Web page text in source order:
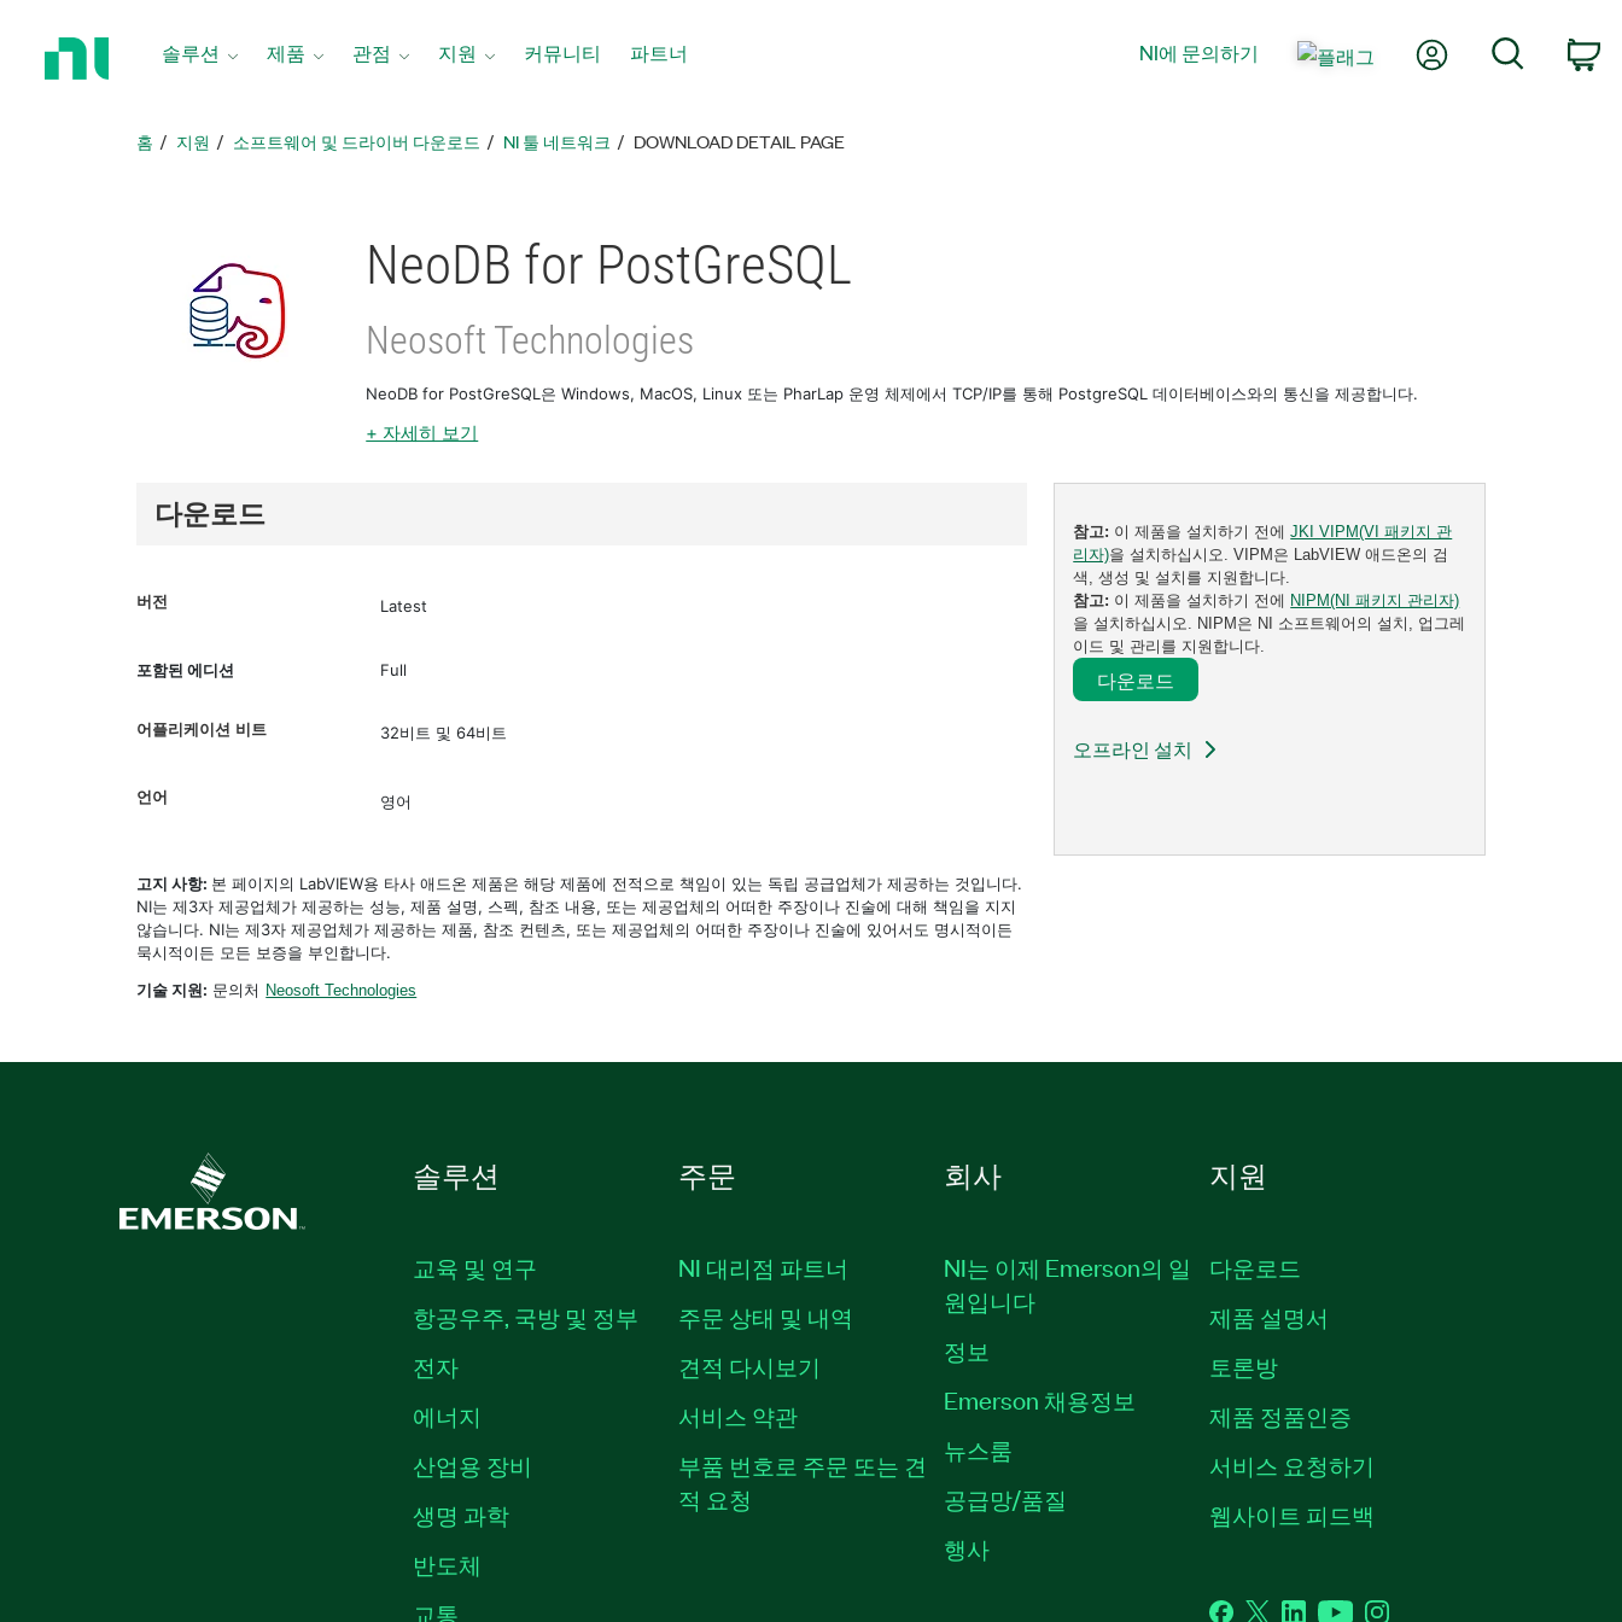
솔루션 제품 관점 지원 커뮤니티 파트너 NI에 문의하기 내 계정
홈 지원 소프트웨어 및 드라이버 다운로드 NI 툴 네트워크 DOWNLOAD DETAIL PAGE
NeoDB for PostGreSQL
Neosoft Technologies
NeoDB for PostGreSQL은 Windows, MacOS, Linux 또는 PharLap 운영 체제에서 TCP/IP를 통해 PostgreSQL 데이터베이스와의 통신을 제공합니다.
+ 자세히 보기
다운로드
버전 Latest
포함된 에디션 Full
어플리케이션 비트 32비트 및 64비트
언어 영어
고지 사항: 본 페이지의 LabVIEW용 타사 애드온 제품은 해당 제품에 전적으로 책임이 있는 독립 공급업체가 제공하는 것입니다.
NI는 제3자 제공업체가 제공하는 성능, 제품 설명, 스펙, 참조 내용, 또는 제공업체의 어떠한 주장이나 진술에 대해 책임을 지지
않습니다. NI는 제3자 제공업체가 제공하는 제품, 참조 컨텐츠, 또는 제공업체의 어떠한 주장이나 진술에 있어서도 명시적이든
묵시적이든 모든 보증을 부인합니다.
기술 지원: 문의처 Neosoft Technologies
참고: 이 제품을 설치하기 전에JKI VIPM(VI 패키지 관
리자)을 설치하십시오. VIPM은 LabVIEW 애드온의 검
색, 생성 및 설치를 지원합니다.
참고: 이 제품을 설치하기 전에 NIPM(NI 패키지 관리자)
을 설치하십시오. NIPM은 NI 소프트웨어의 설치, 업그레
이드 및 관리를 지원합니다.
다운로드​
오프라인 설치
솔루션
교육 및 연구
항공우주, 국방 및 정부
전자
에너지
산업용 장비
생명 과학
반도체
교통
주문
NI 대리점 파트너
주문 상태 및 내역
견적 다시보기
서비스 약관
부품 번호로 주문 또는 견
적 요청
회사
NI는 이제 Emerson의 일
원입니다
정보
Emerson 채용정보
뉴스룸
공급망/품질
행사
지원
다운로드
제품 설명서
토론방
제품 정품인증
서비스 요청하기
웹사이트 피드백
Facebook
TwitterLinkedInYouTubeInstagram